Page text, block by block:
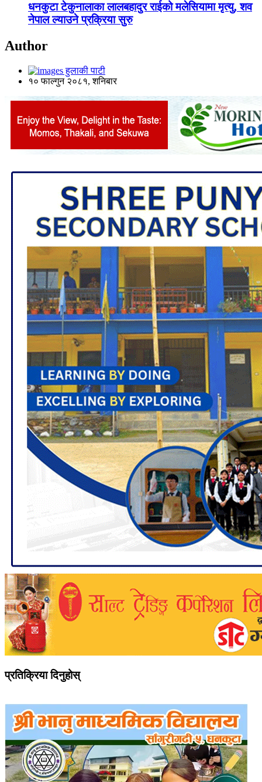
धनकुटा टेकुनालाका लालबहादुर राईको मलेसियामा मृत्यु, शव
नेपाल ल्याउने प्रक्रिया सुरु
Author
हुलाकी पाटी
१० फाल्गुन २०८१, शनिबार
प्रतिक्रिया दिनुहोस्